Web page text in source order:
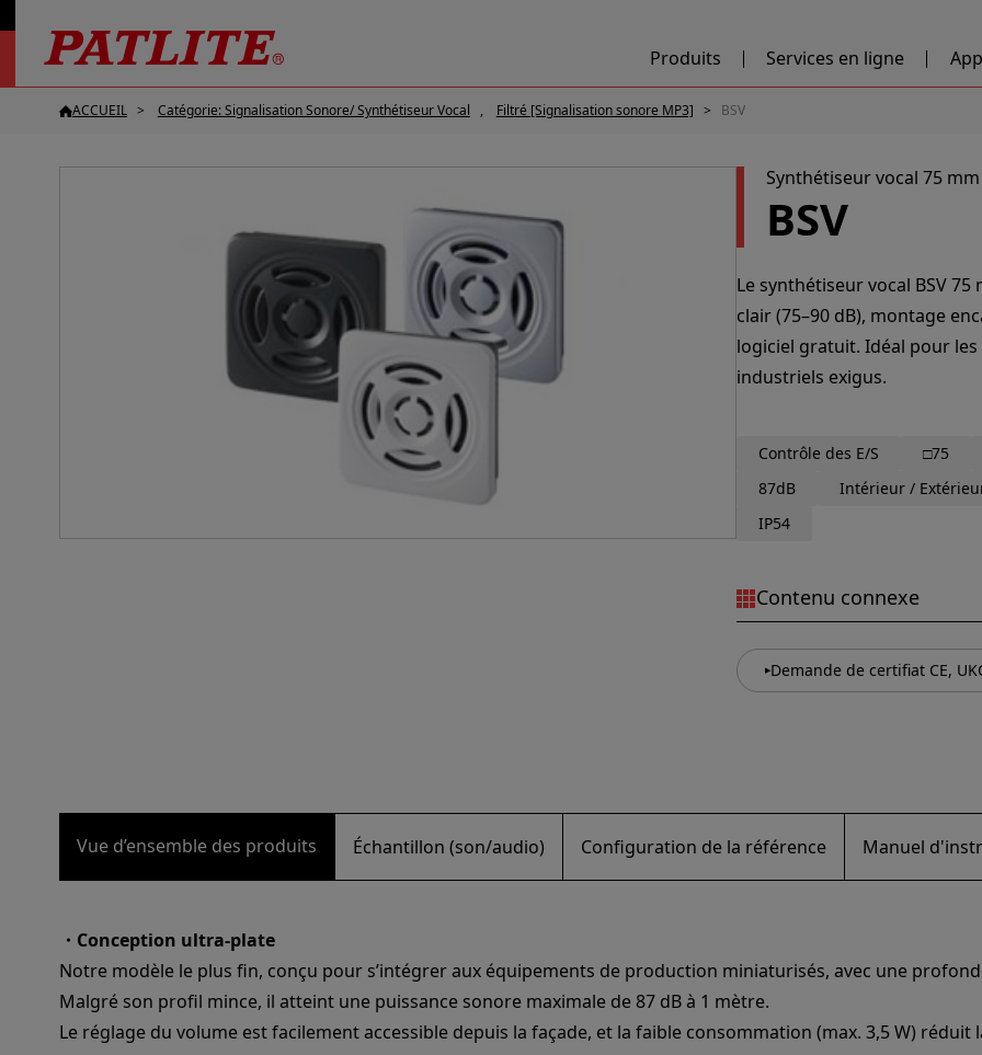
Produits Services en ligne
ACCUEIL Catégorie: Signalisation Sonore/ Synthétiseur Vocal Filtré [Signalisation sonore MP3] BSV
Synthétiseur vocal 75 mm
BSV
Le synthétiseur vocal BSV
clair (75–90 dB), montage
logiciel gratuit. Idéal pour
industriels exigus.
Contrôle des E/S
□75
87dB
Intérieur /
IP54
Contenu connexe
Demande de certifiat CE,
Vue d’ensemble des produits Échantillon (son/audio) Configuration de la référence Manuel
・Conception ultra-plate
Notre modèle le plus fin, conçu pour s’intégrer aux équipements de production miniaturisés, avec une
Malgré son profil mince, il atteint une puissance sonore maximale de 87 dB à 1 mètre.
Le réglage du volume est facilement accessible depuis la façade, et la faible consommation (max. 3,5 W)